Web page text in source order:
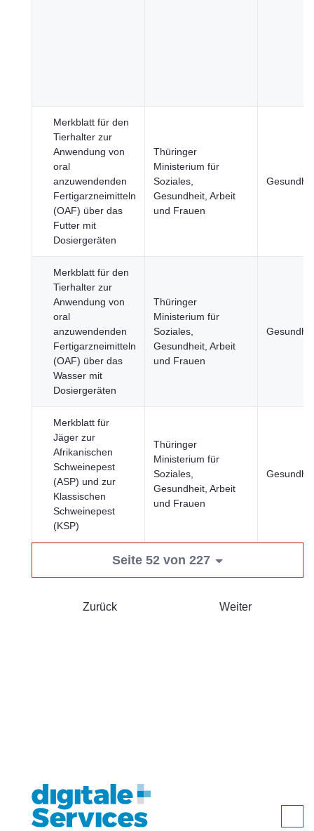
Merkblatt für den
Tierhalter zur
Anwendung von
oral
anzuwendenden
Fertigarzneimitteln
(OAF) über das
Futter mit
Dosiergeräten
Thüringer
Ministerium für
Soziales,
Gesundheit, Arbeit
und Frauen
Merkblatt für den
Tierhalter zur
Anwendung von
oral
anzuwendenden
Fertigarzneimitteln
(OAF) über das
Wasser mit
Dosiergeräten
Thüringer
Ministerium für
Soziales,
Gesundheit, Arbeit
und Frauen
Merkblatt für
Jäger zur
Afrikanischen
Schweinepest
(ASP) und zur
Klassischen
Schweinepest
(KSP)
Thüringer
Ministerium für
Soziales,
Gesundheit, Arbeit
und Frauen
Seite 52 von 227
Zurück Weiter